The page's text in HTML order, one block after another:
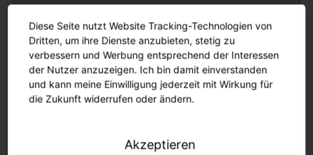
Diese Seite nutzt Website Tracking-Technologien von
Dritten, um ihre Dienste anzubieten, stetig zu
verbessern und Werbung entsprechend der Interessen
der Nutzer anzuzeigen. Ich bin damit einverstanden
und kann meine Einwilligung jederzeit mit Wirkung für
die Zukunft widerrufen oder ändern.
Akzeptieren